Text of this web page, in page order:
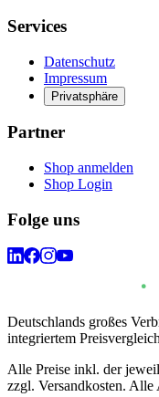
Services
Datenschutz
Impressum
Privatsphäre
Partner
Shop anmelden
Shop Login
Folge uns
Deutschlands großes
integriertem Preisvergleich
Alle Preise inkl. der
zzgl. Versandkosten. Alle